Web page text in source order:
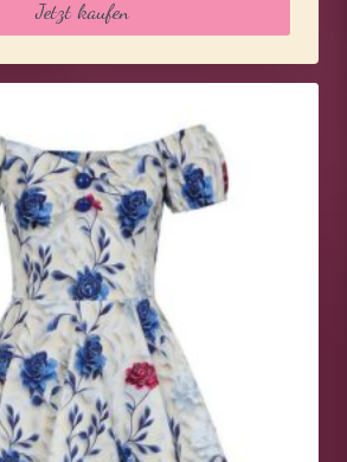
Jetzt kaufen